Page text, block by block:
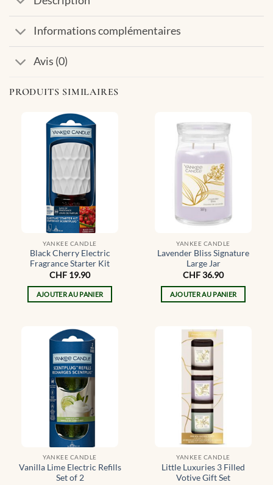
Informations complémentaires
Avis (0)
PRODUITS SIMILAIRES
YANKEE CANDLE
Black Cherry Electric
Fragrance Starter Kit
CHF 19.90
AJOUTER AU PANIER
YANKEE CANDLE
Lavender Bliss Signature
Large Jar
CHF36.90
AJOUTER AU PANIER
YANKEE CANDLE
Vanilla Lime Electric Refills
Set of 2
YANKEE CANDLE
Little Luxuries 3 Filled
Votive Gift Set